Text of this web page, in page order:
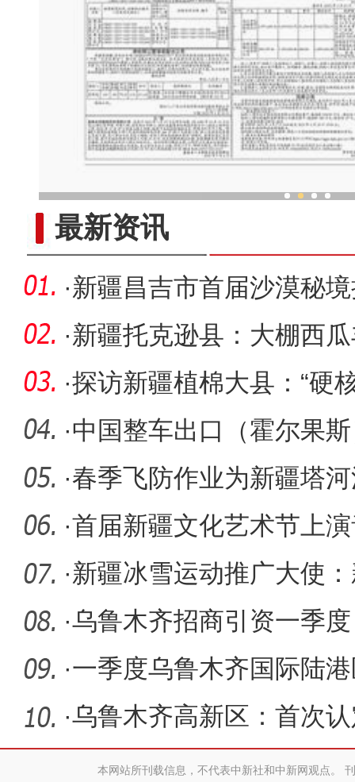
最新资讯
·新疆昌吉市首届沙漠秘
·新疆托克逊县：大棚西
·探访新疆植棉大县：“硬
花”
·中国整车出口（霍尔果
·春季飞防作业为新疆塔
亩胡杨成
·首届新疆文化艺术节上
依卡》
·新疆冰雪运动推广大使
世界顶级
·乌鲁木齐招商引资一季
量、增速、
·一季度乌鲁木齐国际陆
亚）班列28
·乌鲁木齐高新区：首次
少可享专
本网站所刊载信息，不代表中新社和中新网观点。